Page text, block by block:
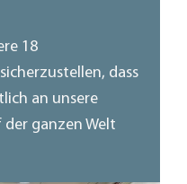
18
dass
an unsere
der ganzen Welt